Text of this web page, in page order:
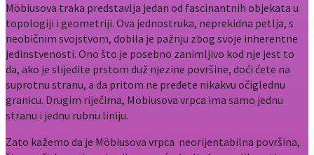
Möbiusova traka predstavlja jedan od fascinantnih objekata u
topologiji i geometriji. Ova jednostruka, neprekidna petlja, s
neobičnim svojstvom, dobila je pažnju zbog svoje inherentne
jedinstvenosti. Ono što je posebno zanimljivo kod nje jest to
da, ako je slijedite prstom duž njezine površine, doći ćete na
suprotnu stranu, a da pritom ne pređete nikakvu očiglednu
granicu. Drugim riječima, Möbiusova vrpca ima samo jednu
stranu i jednu rubnu liniju.
Zato kažemo da je Möbiusova vrpca neorijentabilna površina,